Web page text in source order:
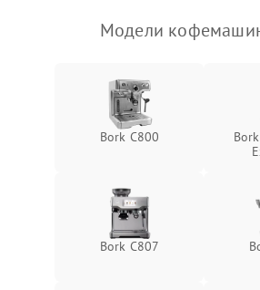
Модели
Bork C800
Bork C807